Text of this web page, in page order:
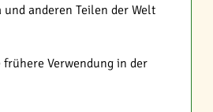
anderen Teilen der Welt
Verwendung in der